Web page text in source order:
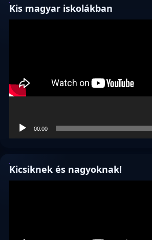
Kis magyar iskolákban
00:00
Kicsiknek és nagyoknak!